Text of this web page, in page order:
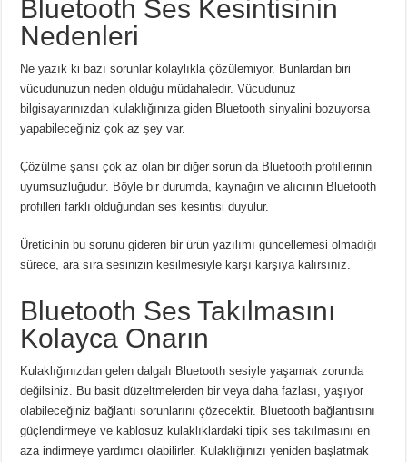
Bluetooth Ses Kesintisinin
Nedenleri
Ne yazık ki bazı sorunlar kolaylıkla çözülemiyor. Bunlardan biri
vücudunuzun neden olduğu müdahaledir.Vücudunuz
bilgisayarınızdan kulaklığınıza giden Bluetooth sinyalini bozuyorsa
yapabileceğiniz çok az şey var.
Çözülme şansı çok az olan bir diğer sorun da Bluetooth profillerinin
uyumsuzluğudur. Böyle bir durumda, kaynağın ve alıcının Bluetooth
profilleri farklı olduğundan ses kesintisi duyulur.
Üreticinin bu sorunu gideren bir ürün yazılımı güncellemesi olmadığı
sürece, ara sıra sesinizin kesilmesiyle karşı karşıya kalırsınız.
Bluetooth Ses Takılmasını
Kolayca Onarın
Kulaklığınızdan gelen dalgalı Bluetooth sesiyle yaşamak zorunda
değilsiniz.
Bu basit düzeltmelerden bir veya daha fazlası, yaşıyor
olabileceğiniz bağlantı sorunlarını çözecektir. Bluetooth bağlantısını
güçlendirmeye ve kablosuz kulaklıklardaki tipik ses takılmasını en
aza indirmeye yardımcı olabilirler. Kulaklığınızı yeniden başlatmak